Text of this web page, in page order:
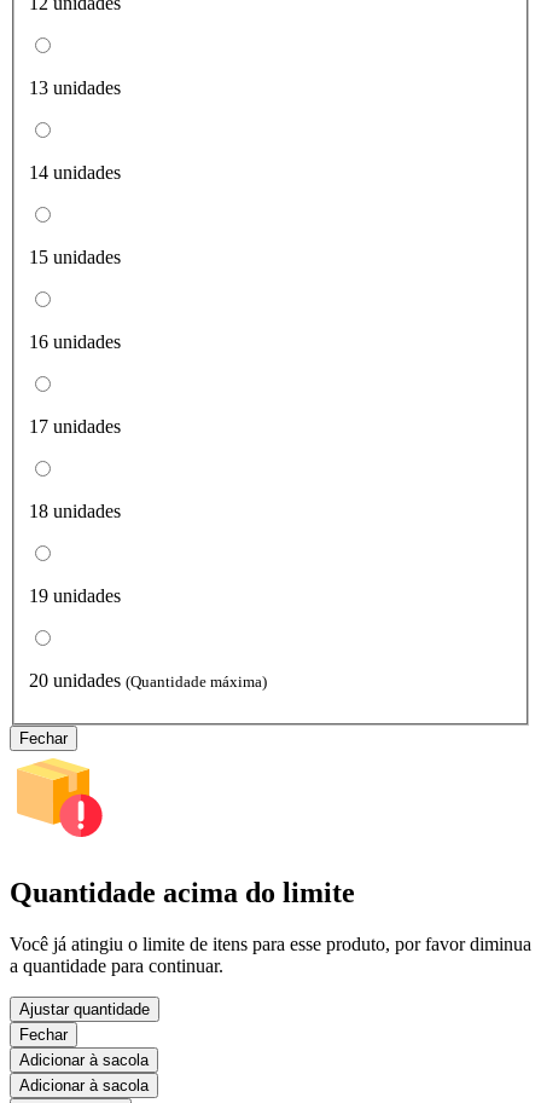
13 unidades
14 unidades
15 unidades
16 unidades
17 unidades
18 unidades
19 unidades
20 unidades (Quantidade máxima)
Fechar
Quantidade acima do limite
Você já atingiu o limite de itens para esse produto, por favor diminua
a quantidade para continuar.
Ajustar quantidade
Fechar
Adicionar à sacola
Adicionar à sacola